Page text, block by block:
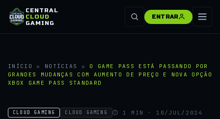
CENTRAL
CLOUD
GAMING
ENTRAR
INÍCIO » NOTÍCIAS » O GAME PASS ESTÁ PASSANDO POR
GRANDES MUDANÇAS COM AUMENTO DE PREÇO E NOVA OPÇÃO
XBOX GAME PASS STANDARD
CLOUD GAMING CLOUD GAMING ⏱ 1 MIN · 10/JUL/2024